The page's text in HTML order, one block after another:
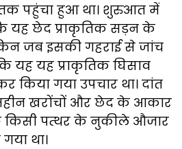
पहुंचा हुआ था। शुरुआत में
यह छेद प्राकृतिक सड़न के
जब इसकी गहराई से जांच
यह यह प्राकृतिक घिसाव
किया गया उपचार था। दांत
खरोंचों और छेद के आकार
किसी पत्थर के नुकीले औजार
था।